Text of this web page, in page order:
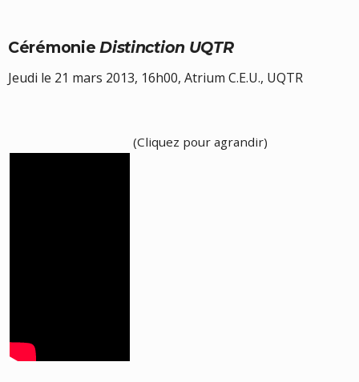
CérémonieDistinction UQTR
Jeudi le 21 mars 2013, 16h00, Atrium C.E.U., UQTR
(Cliquez pour agrandir)